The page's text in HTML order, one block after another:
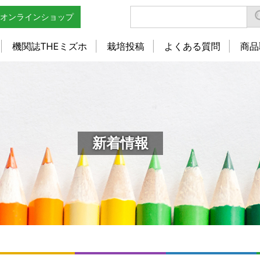
オンラインショップ
機関誌THEミズホ 栽培投稿 よくある質問 商
新着情報